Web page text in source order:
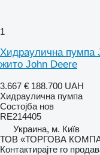
1
Хидраулична пумпа
жито John Deere
3.667 € 188.700 UAH
Хидраулична пумпа
Состојба нов
RE214405
Украина, м. Київ
ТОВ «ТОРГОВА
Контактирајте го